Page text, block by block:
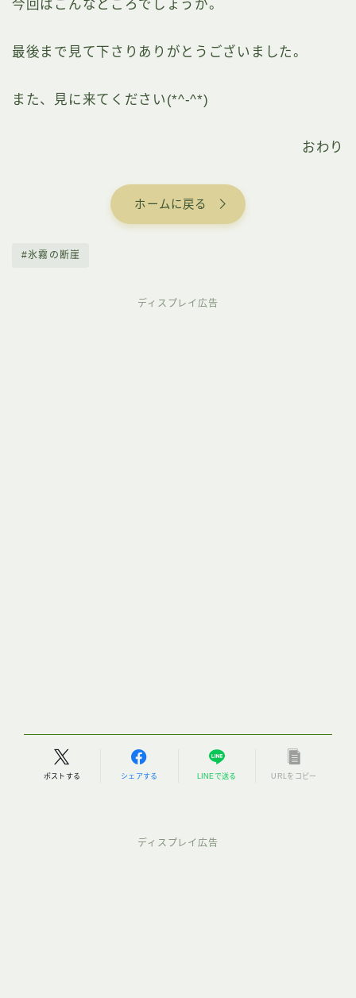
今回はこんなところでしょうか。
最後まで見て下さりありがとうございました。
また、見に来てください(*^-^*)
おわり
ホームに戻る
#氷霧の断崖
ディスプレイ広告
ポストする シェアする LINEで送る URLをコピー
ディスプレイ広告